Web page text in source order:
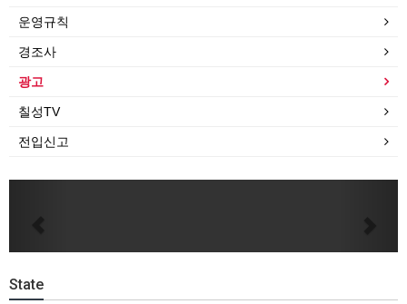
운영규칙
경조사
광고
칠성TV
전입신고
State